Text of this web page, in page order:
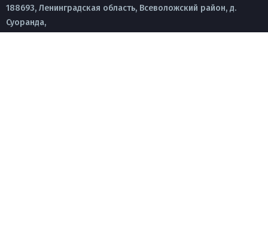
188693, Ленинградская область, Всеволожский район, д.
Суоранда,